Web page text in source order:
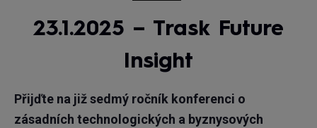
23.1.2025 – Trask Future
Insight
Přijďte na již sedmý ročník konferenci o
zásadních technologických a byznysových